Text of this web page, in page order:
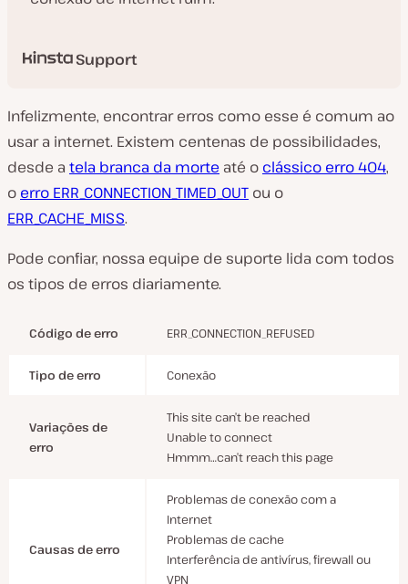
d
Support
Infelizmente, encontrar erros como esse é comum ao
usar a internet. Existem centenas de possibilidades,
desde a tela branca da morte até o clássico erro 404,
o erro ERR_CONNECTION_TIMED_OUT ou o
ERR_CACHE_MISS.
Pode confiar, nossa equipe de suporte lida com todos
os tipos de erros diariamente.
Código de erro ERR_CONNECTION_REFUSED
Tipo de erro Conexão
Variações de
erro
This site can’t be reached
Unable to connect
Hmmm…can’t reach this page
Causas de erro
Problemas de conexão com a
Internet
Problemas de cache
Interferência de antivírus, firewall ou
VPN